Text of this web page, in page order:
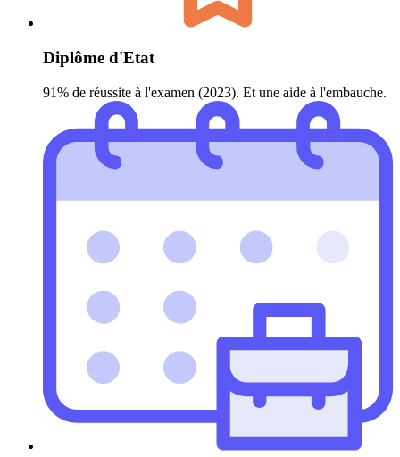
Diplôme d'Etat
91% de réussite à l'examen (2023). Et une aide à l'embauche.